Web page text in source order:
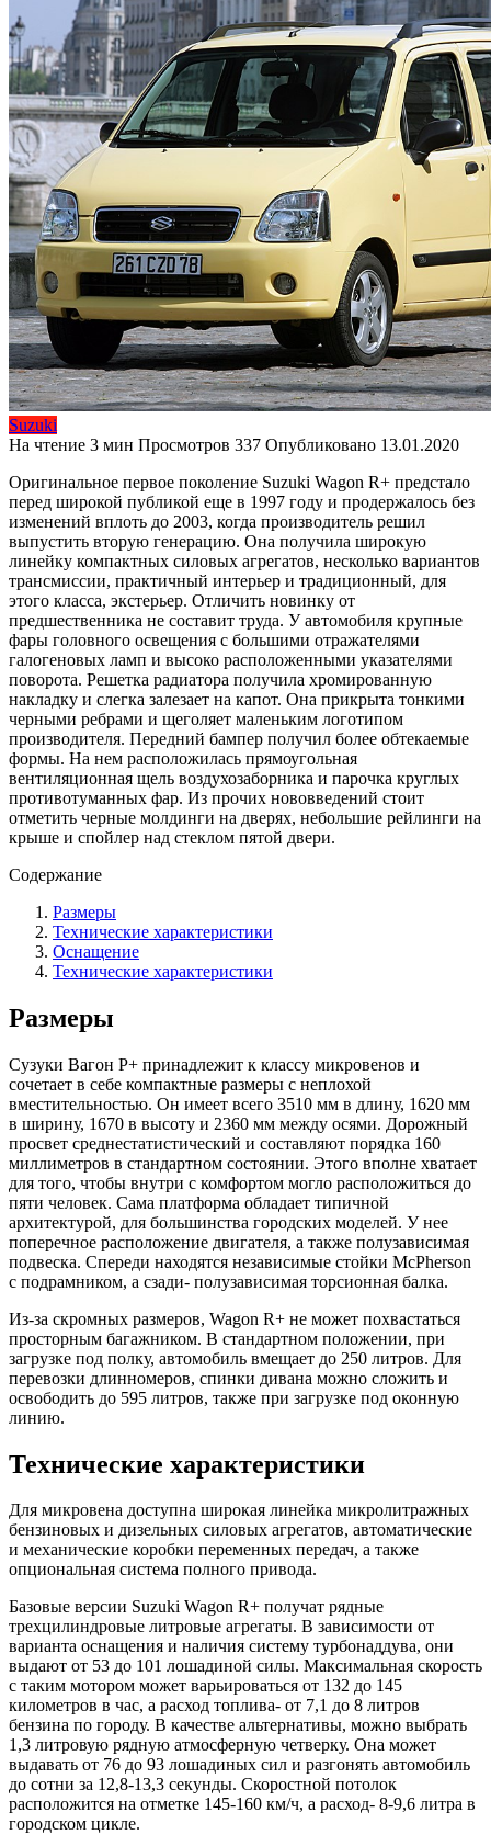
Suzuki
На чтение 3 мин Просмотров 337 Опубликовано 13.01.2020
Оригинальное первое поколение Suzuki Wagon R+ предстало
перед широкой публикой еще в 1997 году и продержалось без
изменений вплоть до 2003, когда производитель решил
выпустить вторую генерацию. Она получила широкую
линейку компактных силовых агрегатов, несколько вариантов
трансмиссии, практичный интерьер и традиционный, для
этого класса, экстерьер. Отличить новинку от
предшественника не составит труда. У автомобиля крупные
фары головного освещения с большими отражателями
галогеновых ламп и высоко расположенными указателями
поворота. Решетка радиатора получила хромированную
накладку и слегка залезает на капот. Она прикрыта тонкими
черными ребрами и щеголяет маленьким логотипом
производителя. Передний бампер получил более обтекаемые
формы. На нем расположилась прямоугольная
вентиляционная щель воздухозаборника и парочка круглых
противотуманных фар. Из прочих нововведений стоит
отметить черные молдинги на дверях, небольшие рейлинги на
крыше и спойлер над стеклом пятой двери.
Содержание
Размеры
Технические характеристики
Оснащение
Технические характеристики
Размеры
Сузуки Вагон Р+ принадлежит к классу микровенов и
сочетает в себе компактные размеры с неплохой
вместительностью. Он имеет всего 3510 мм в длину, 1620 мм
в ширину, 1670 в высоту и 2360 мм между осями. Дорожный
просвет среднестатистический и составляют порядка 160
миллиметров в стандартном состоянии. Этого вполне хватает
для того, чтобы внутри с комфортом могло расположиться до
пяти человек. Сама платформа обладает типичной
архитектурой, для большинства городских моделей. У нее
поперечное расположение двигателя, а также полузависимая
подвеска. Спереди находятся независимые стойки McPherson
с подрамником, а сзади- полузависимая торсионная балка.
Из-за скромных размеров, Wagon R+ не может похвастаться
просторным багажником. В стандартном положении, при
загрузке под полку, автомобиль вмещает до 250 литров. Для
перевозки длинномеров, спинки дивана можно сложить и
освободить до 595 литров, также при загрузке под оконную
линию.
Технические характеристики
Для микровена доступна широкая линейка микролитражных
бензиновых и дизельных силовых агрегатов, автоматические
и механические коробки переменных передач, а также
опциональная система полного привода.
Базовые версии Suzuki Wagon R+ получат рядные
трехцилиндровые литровые агрегаты. В зависимости от
варианта оснащения и наличия систему турбонаддува, они
выдают от 53 до 101 лошадиной силы. Максимальная скорость
с таким мотором может варьироваться от 132 до 145
километров в час, а расход топлива- от 7,1 до 8 литров
бензина по городу. В качестве альтернативы, можно выбрать
1,3 литровую рядную атмосферную четверку. Она может
выдавать от 76 до 93 лошадиных сил и разгонять автомобиль
до сотни за 12,8-13,3 секунды. Скоростной потолок
расположится на отметке 145-160 км/ч, а расход- 8-9,6 литра в
городском цикле.